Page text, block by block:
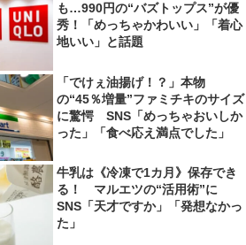
も…990円の“バズトップス”が優
秀！「めっちゃかわいい」「着心
地いい」と話題
「でけぇ油揚げ！？」本物
の“45％増量”ファミチキのサイズ
に驚愕 SNS「めっちゃおいしか
った」「食べ応え満点でした」
牛乳は《冷凍で1カ月》保存でき
る！ マルエツの“活用術”に
SNS「天才ですか」「発想なかっ
た」